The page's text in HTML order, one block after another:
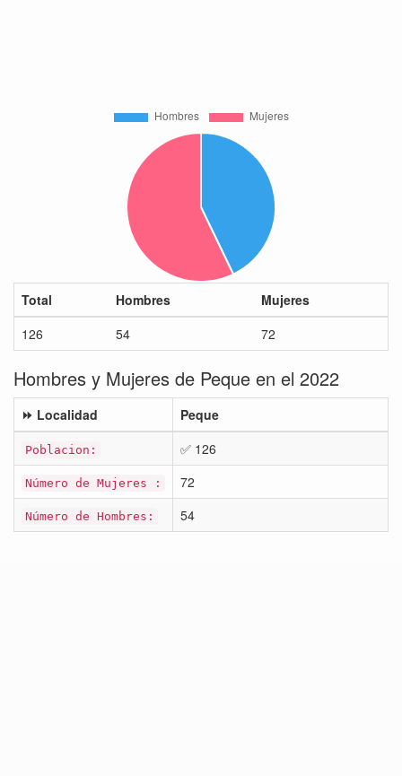
Total Hombres
Mujeres
126
54 72
Hombres y Mujeres de Peque en el 2022
⏩ Localidad Peque
Poblacion: ✅ 126
Número de Mujeres : 72
Número de Hombres: 54